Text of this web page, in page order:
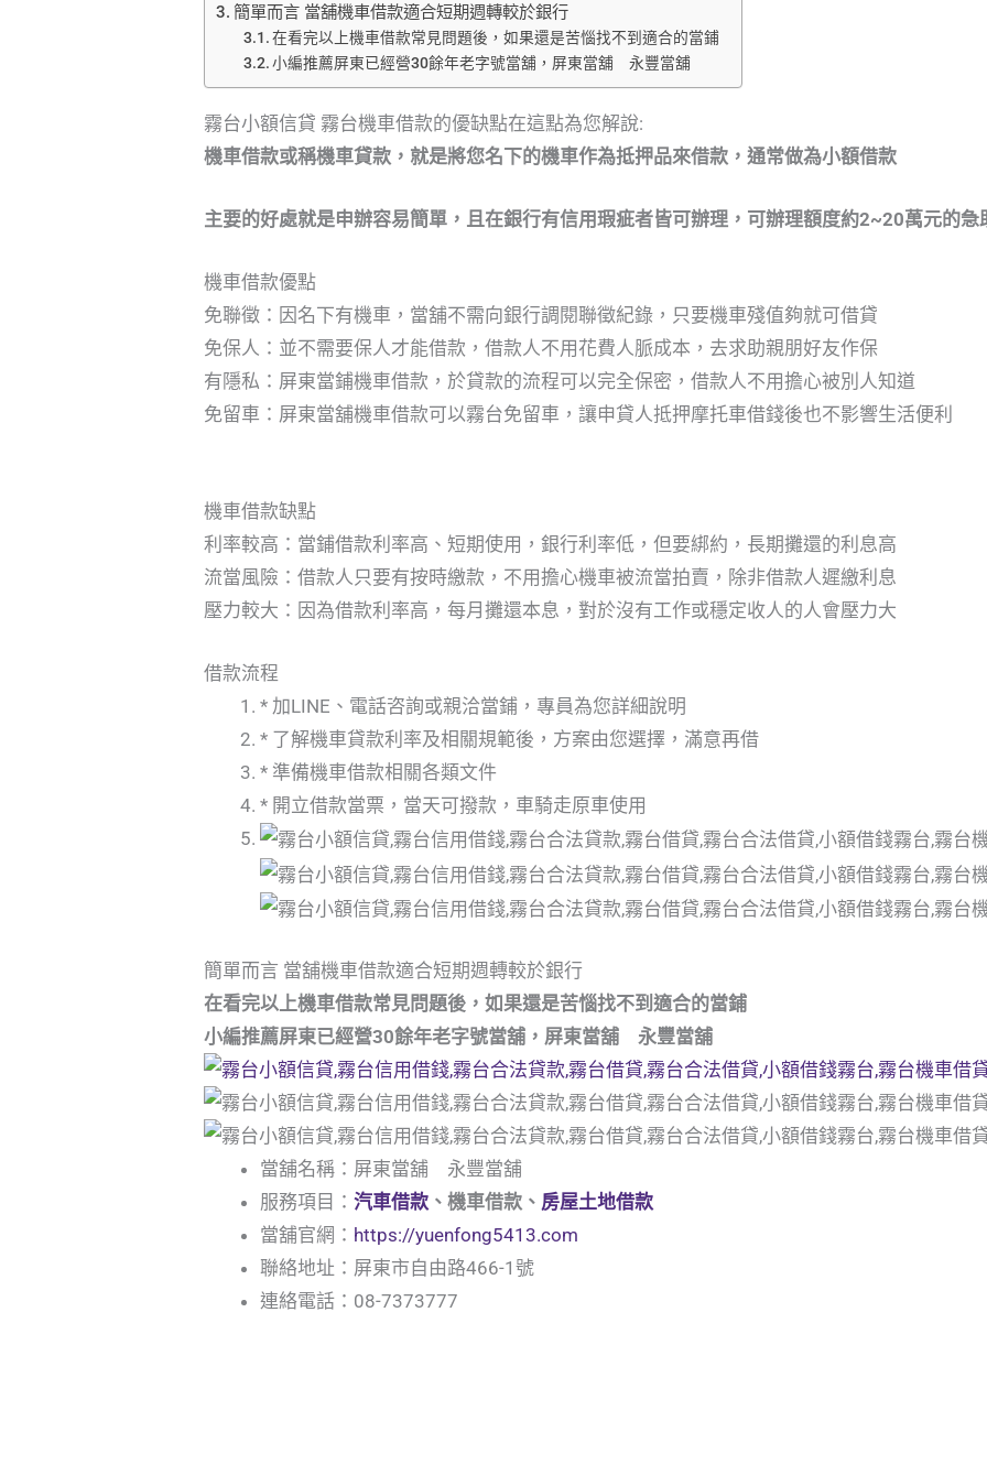
簡單而言 當舖機車借款適合短期週轉較於銀行
在看完以上機車借款常見問題後，如果還是苦惱找不到適合的當鋪
小編推薦屏東已經營30餘年老字號當舖，屏東當舖 永豐當舖
霧台小額信貸 霧台機車借款的優缺點在這點為您解說:
機車借款或稱機車貸款，就是將您名下的機車作為抵押品來借款，通常做為小額借款
主要的好處就是申辦容易簡單，且在銀行有信用瑕疵者皆可辦理，可辦理額度約2~20萬元的急
機車借款優點
免聯徵：因名下有機車，當舖不需向銀行調閱聯徵紀錄，只要機車殘值夠就可借貸
免保人：並不需要保人才能借款，借款人不用花費人脈成本，去求助親朋好友作保
有隱私：屏東當鋪機車借款，於貸款的流程可以完全保密，借款人不用擔心被別人知道
免留車：屏東當舖機車借款可以霧台免留車，讓申貸人抵押摩托車借錢後也不影響生活便利
機車借款缺點
利率較高：當鋪借款利率高、短期使用，銀行利率低，但要綁約，長期攤還的利息高
流當風險：借款人只要有按時繳款，不用擔心機車被流當拍賣，除非借款人遲繳利息
壓力較大：因為借款利率高，每月攤還本息，對於沒有工作或穩定收人的人會壓力大
借款流程
* 加LINE、電話咨詢或親洽當鋪，專員為您詳細說明
* 了解機車貸款利率及相關規範後，方案由您選擇，滿意再借
* 準備機車借款相關各類文件
* 開立借款當票，當天可撥款，車騎走原車使用
簡單而言 當舖機車借款適合短期週轉較於銀行
在看完以上機車借款常見問題後，如果還是苦惱找不到適合的當鋪
小編推薦屏東已經營30餘年老字號當舖，屏東當舖 永豐當舖
當舖名稱：屏東當舖 永豐當舖
服務項目：汽車借款 、機車借款、 房屋土地借款
當舖官網： https://yuenfong5413.com
聯絡地址：屏東市自由路466-1號
連絡電話：08-7373777